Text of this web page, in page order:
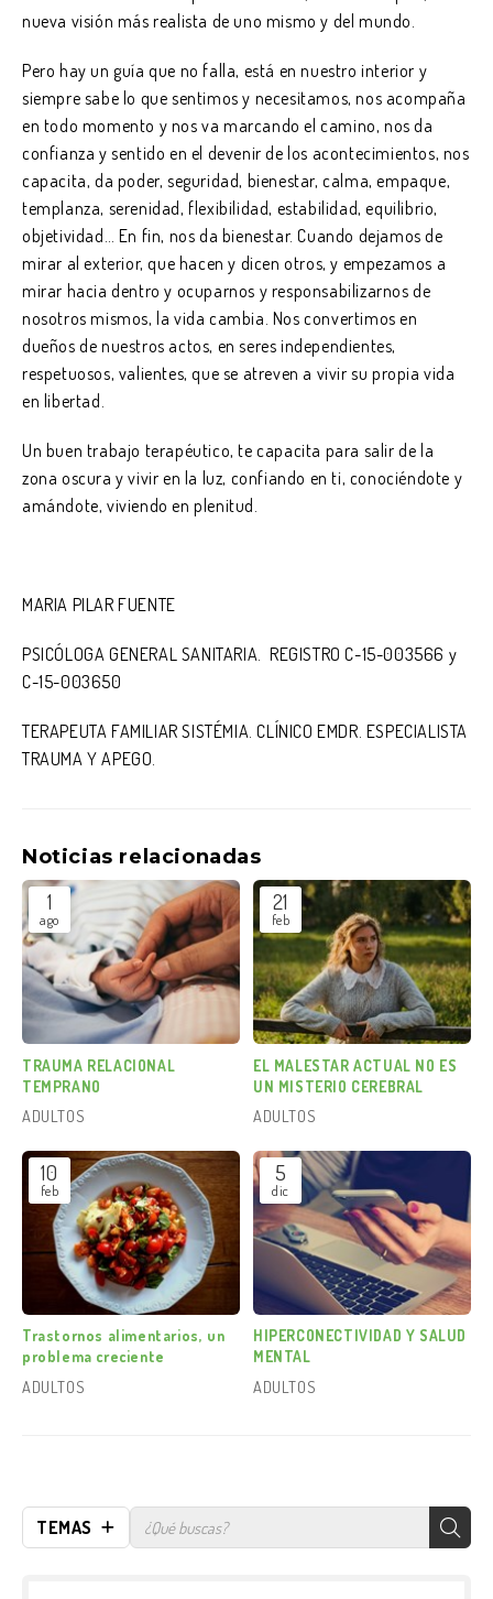
TEMAS
nueva visión más realista de uno mismo y del mundo.
Pero hay un guía que no falla, está en nuestro interior y
siempre sabe lo que sentimos y necesitamos, nos acompaña
en todo momento y nos va marcando el camino, nos da
confianza y sentido en el devenir de los acontecimientos, nos
capacita, da poder, seguridad, bienestar, calma, empaque,
templanza, serenidad, flexibilidad, estabilidad, equilibrio,
objetividad… En fin, nos da bienestar. Cuando dejamos de
mirar al exterior, que hacen y dicen otros, y empezamos a
mirar hacia dentro y ocuparnos y responsabilizarnos de
nosotros mismos, la vida cambia. Nos convertimos en
dueños de nuestros actos, en seres independientes,
respetuosos, valientes, que se atreven a vivir su propia vida
en libertad.
Un buen trabajo terapéutico, te capacita para salir de la
zona oscura y vivir en la luz, confiando en ti, conociéndote y
amándote, viviendo en plenitud.
MARIA PILAR FUENTE
PSICÓLOGA GENERAL SANITARIA. REGISTRO C-15-003566 y
C-15-003650
TERAPEUTA FAMILIAR SISTÉMIA. CLÍNICO EMDR. ESPECIALISTA
TRAUMA Y APEGO.
Noticias relacionadas
1
ago
TRAUMA RELACIONAL
TEMPRANO
ADULTOS
21
feb
EL MALESTAR ACTUAL NO ES
UN MISTERIO CEREBRAL
ADULTOS
10
feb
Trastornos alimentarios, un
problema creciente
ADULTOS
5
dic
HIPERCONECTIVIDAD Y SALUD
MENTAL
ADULTOS